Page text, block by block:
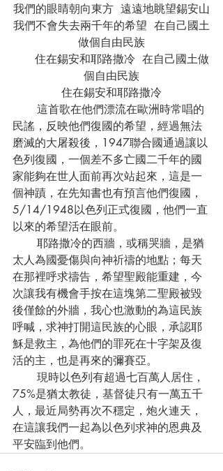
我們的眼睛朝向東方  遠遠地眺望錫安山
我們不會失去兩千年的希望  在自己國土
做個自由民族
個自由民族
住在錫安和耶路撒冷
民謠，反映他們復國的希望，經過無法
磨滅的大屠殺後，1947聯合國通過讓以
色列復國，一個差不多亡國二千年的國
家能夠在世人面前再次站起來，這是一
個神蹟，在先知書也有預言他們復國，
5/14/1948以色列正式復國，他們一直
以來的希望活在眼前。
太人為國憂傷與向神祈禱的地點；每天
在那裡呼求禱告，希望聖殿能重建，今
次讓我有機會手按在這塊第二聖殿被毀
後僅餘的外牆，我心也激動的為這民族
呼喊，求神打開這民族的心眼，承認耶
穌是救主，為他們的罪死在十字架及復
活的主，也是再來的彌賽亞。
75%是猶太教徒，基督徒只有一萬五千
人，最近局勢再次不穩定，炮火連天，
在這讓我們一起為以色列求神的恩典及
平安臨到他們。